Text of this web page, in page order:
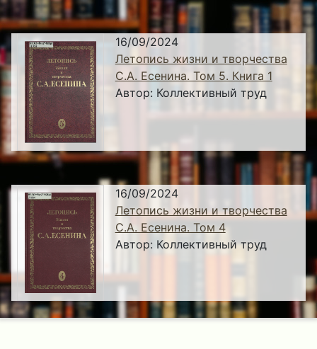
16/09/2024
Летопись жизни и творчества
С.А. Есенина. Том 5. Книга 1
Автор: Коллективный труд
16/09/2024
Летопись жизни и творчества
С.А. Есенина. Том 4
Автор: Коллективный труд